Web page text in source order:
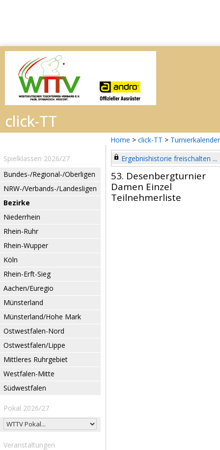
Home > click-TT > Turnierkalender
Spielklassen 2026/27
Bundes-/Regional-/Oberligen
NRW-/Verbands-/Landesligen
Bezirke
Niederrhein
Rhein-Ruhr
Rhein-Wupper
Köln
Rhein-Erft-Sieg
Aachen/Euregio
Münsterland
Münsterland/Hohe Mark
Ostwestfalen-Nord
Ostwestfalen/Lippe
Mittleres Ruhrgebiet
Westfalen-Mitte
Südwestfalen
Pokal 2026/27
Veranstaltungen
Ergebnishistorie freischalten ...
53. Desenbergturnier
Damen Einzel
Teilnehmerliste